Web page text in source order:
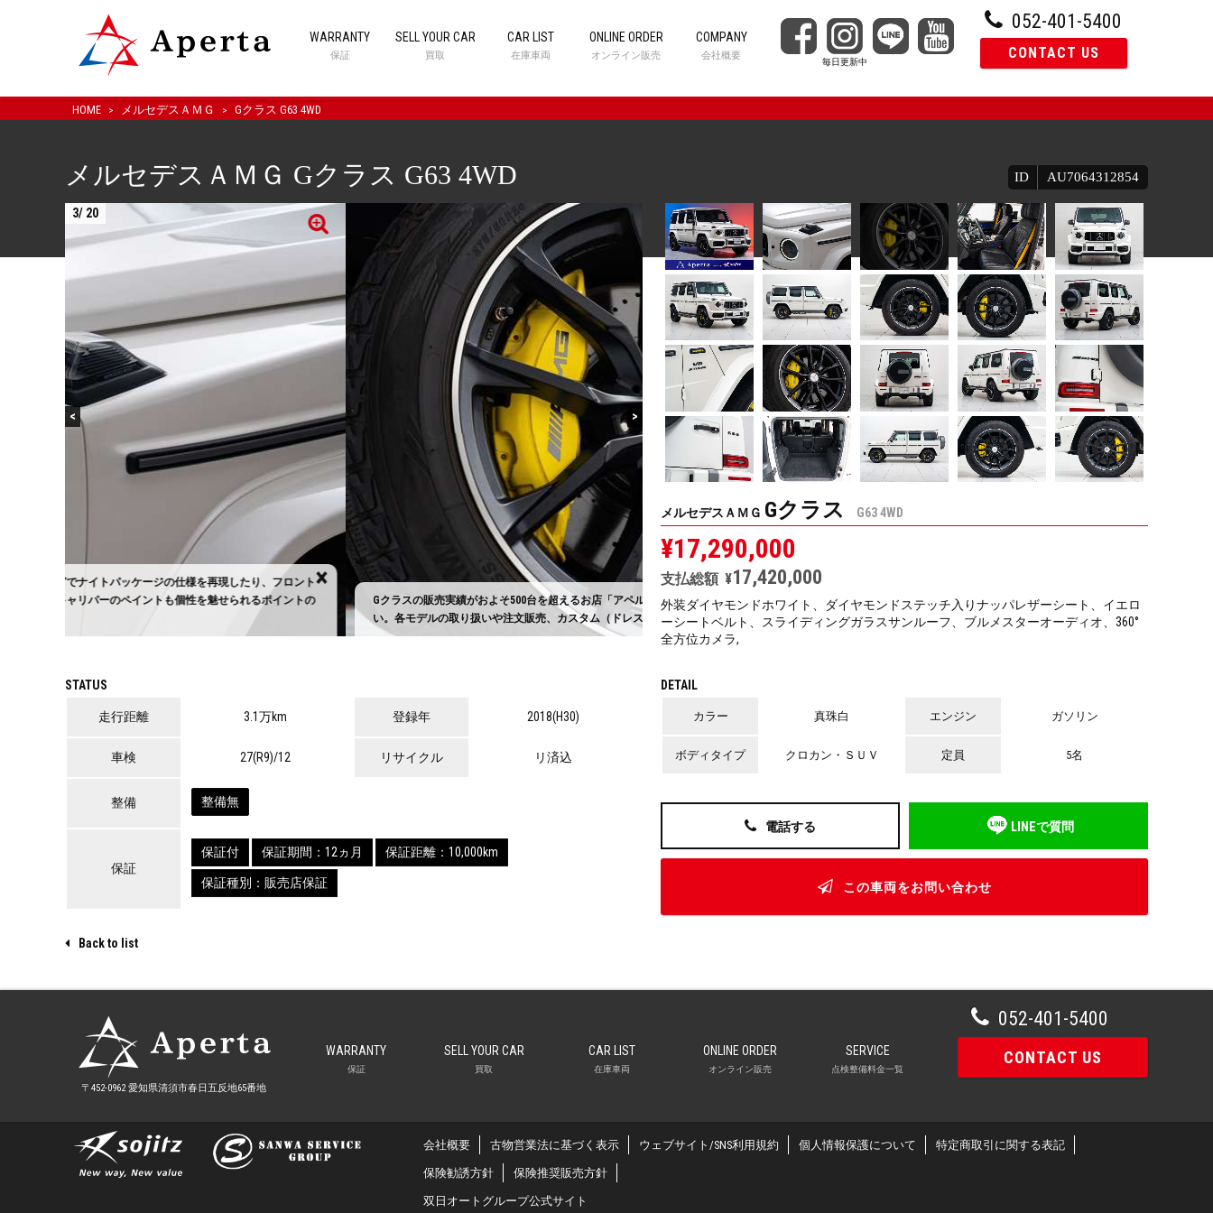
WARRANTY
保証
SELL YOUR CAR
買取
CAR LIST
在庫車両
ONLINE ORDER
オンライン販売
COMPANY
会社概要
052-401-5400
CONTACT US
HOME メルセデスＡＭＧ Gクラス G63 4WD
メルセデスＡＭＧ Gクラス G63 4WD ID AU7064312854
3/ 20
<
×
Gクラスの販売実績がおよそ500台を超えるお店「アペルタ名古屋」。ゲレンデのことは是非お任せくださ
い。各モデルの取り扱いや注文販売、カスタム（ドレスアップ）全般も承っております。
【 カスタマイズ 】奇抜なカラーリングは剥がせるラッピングがおすすめ。前後のバンパーと色分けをし
てパンダのようなツートン（ツートーン）の仕様にしても可愛いですよ。ご相談お待ちしております。
>
メルセデスＡＭＧ Gクラス G63 4WD
¥17,290,000
支払総額 ¥17,420,000
外装ダイヤモンドホワイト、ダイヤモンドステッチ入りナッパレザーシート、イエロ
ーシートベルト、スライディングガラスサンルーフ、ブルメスターオーディオ、360°
全方位カメラ,
STATUS
走行距離 3.1万km 登録年 2018(H30)
車検 27(R9)/12 リサイクル リ済込
整備 整備無
保証
保証付 保証期間：12ヵ月 保証距離：10,000km
保証種別：販売店保証
DETAIL
カラー 真珠白 エンジン ガソリン
ボディタイプ クロカン・ＳＵＶ 定員 5名
電話する LINEで質問
この車両をお問い合わせ
Back to list
〒452-0962 愛知県清須市春日五反地65番地
WARRANTY
保証
SELL YOUR CAR
買取
CAR LIST
在庫車両
ONLINE ORDER
オンライン販売
SERVICE
点検整備料金一覧
052-401-5400
CONTACT US
会社概要 古物営業法に基づく表示 ウェブサイト/SNS利用規約 個人情報保護について 特定商取引に関する表記
保険勧誘方針 保険推奨販売方針
双日オートグループ公式サイト